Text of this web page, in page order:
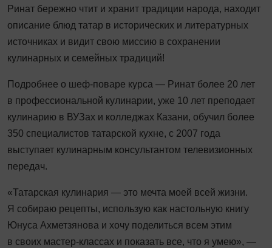
Ринат бережно чтит и хранит традиции народа, находит
описание блюд татар в исторических и литературных
источниках и видит свою миссию в сохранении
кулинарных и семейных традиций!
Подробнее о шеф-поваре курса — Ринат более 20 лет
в профессиональной кулинарии, уже 10 лет преподает
кулинарию в ВУЗах и колледжах Казани, обучил более
350 специалистов татарской кухне, с 2007 года
выступает кулинарным консультантом телевизионных
передач.
«Татарская кулинария — это мечта моей всей жизни.
Я собираю рецепты, использую как настольную книгу
Юнуса Ахметзянова и хочу поделиться всем этим
в своих мастер-классах и показать все, что я умею», —